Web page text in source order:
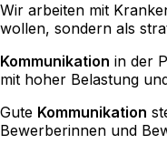
Wir arbeiten mit
wollen, sondern als
Kommunikation in der
mit hoher Belastung
Gute Kommunikation
Bewerberinnen und